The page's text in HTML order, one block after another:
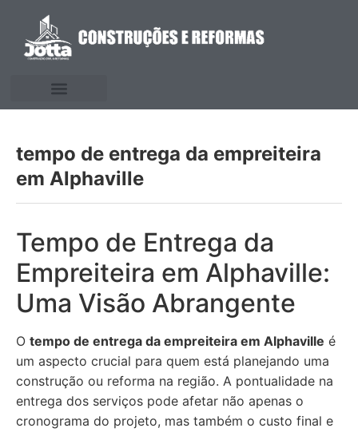
tempo de entrega da empreiteira
em Alphaville
Tempo de Entrega da
Empreiteira em Alphaville:
Uma Visão Abrangente
O tempo de entrega da empreiteira em Alphaville é
um aspecto crucial para quem está planejando uma
construção ou reforma na região. A pontualidade na
entrega dos serviços pode afetar não apenas o
cronograma do projeto, mas também o custo final e